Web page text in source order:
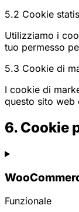
5.2 Cookie
Utilizziamo i
tuo permesso
5.3 Cookie di
I cookie di
questo sito web
6. Cookie
Funzionale